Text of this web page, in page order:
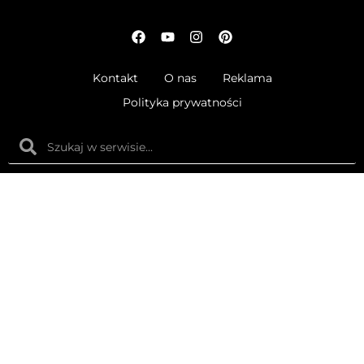
Kontakt O nas
Reklama
Polityka prywatności